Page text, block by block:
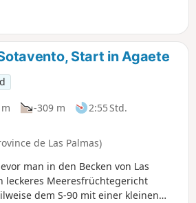
das zwischen Meer
liegt. Der Weg
oberhalb der
spektakuläre
Der Abstieg führt
einem
Ort,
Dieser abgelegene
zeitlose Atmosphäre.
zwischen
typischen
von Gran
Start in Agaete
-309 m
2:55 Std.
de Las Palmas)
man in den Becken von Las
leckeres Meeresfrüchtegericht
dem S-90 mit einer kleinen